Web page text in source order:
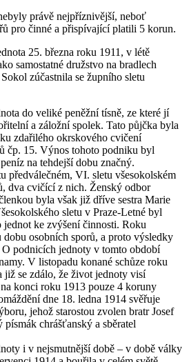
právě nejpříznivější, neboť
pro činné a přispívající platili 5 korun.
25. března roku 1911, v létě
samostatné družstvo na bradlech
zúčastnila se župního sletu
do veliké peněžní tísně, ze které jí
a záložní spolek. Tato půjčka byla
zdařilého okrskového cvičení
čp. 15. Výnos tohoto podniku byl
na tehdejší dobu značný.
předválečném, VI. sletu všesokolském
dva cvičící z nich. Ženský odbor
byla však již dříve sestra Marie
sletu v Praze-Letné byl
ke zvýšení činnosti. Roku
dobu osobních sporů, a proto výsledky
O podnicích jednoty v tomto období
V listopadu konané schůze roku
již se zdálo, že život jednoty visí
konci roku 1913 pouze 4 koruny
dne 18. ledna 1914 svěřuje
jehož starostou zvolen bratr Josef
chrášťanský a sběratel
i v nejsmutnější době – v době války